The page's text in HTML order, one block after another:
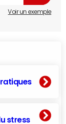
Voir un exemple
stress